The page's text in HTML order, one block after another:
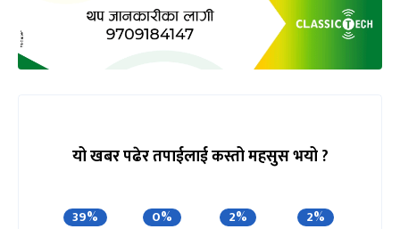
यो खबर पढेर तपाईलाई कस्तो महसुस भयो ?
39% 0% 2% 2%